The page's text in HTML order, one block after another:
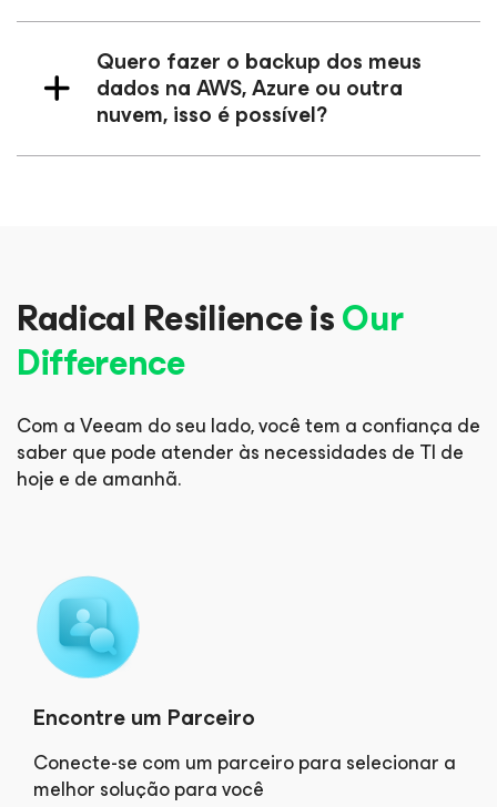
Quero fazer o backup dos meus
dados na AWS, Azure ou outra
nuvem, isso é possível?
Radical Resilience isOur
Difference
Com a Veeam do seu lado, você tem a confiança de
saber que pode atender às necessidades de TI de
hoje e de amanhã.
Encontre um Parceiro
Conecte-se com um parceiro para selecionar a
melhor solução para você